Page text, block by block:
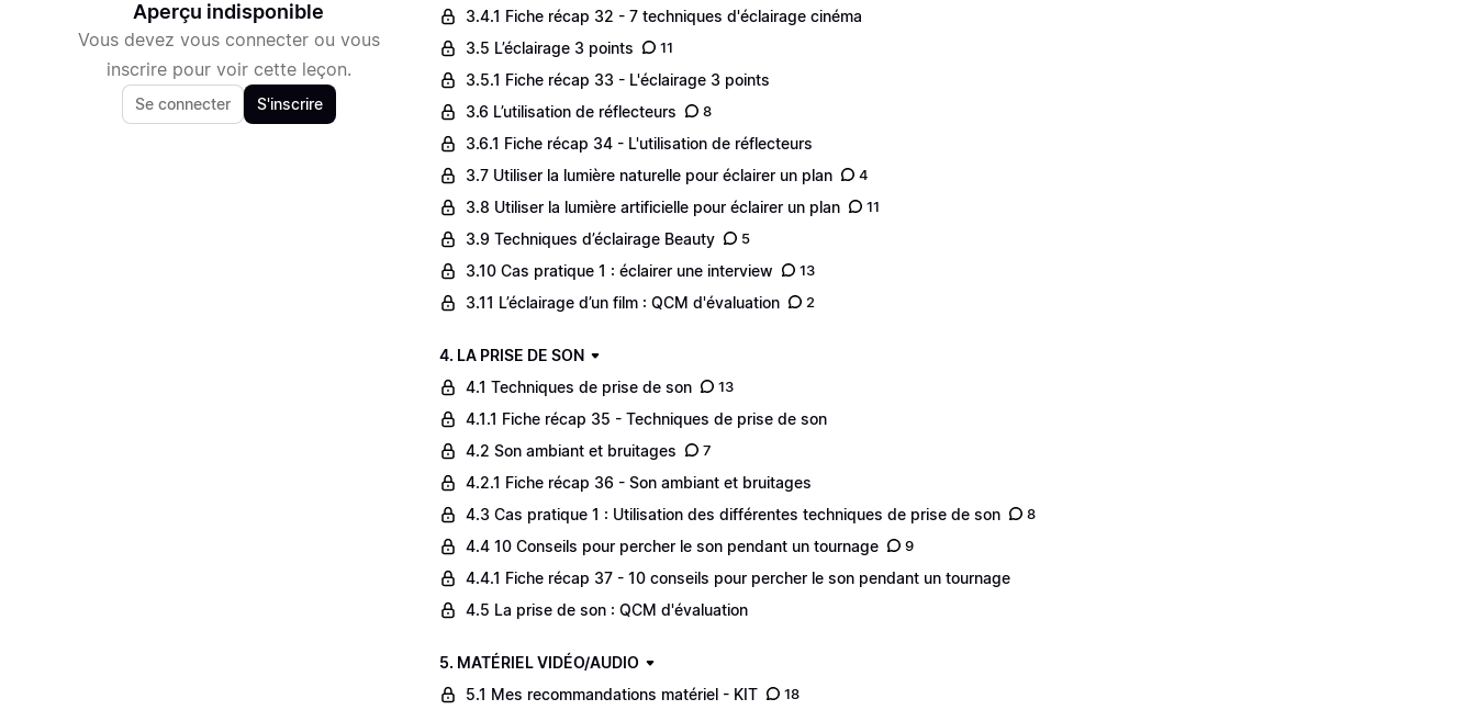
Aperçu indisponible
Vous devez vous connecter ou vous
inscrire pour voir cette leçon.
Se connecter S'inscrire
3.4.1 Fiche récap 32 - 7 techniques d'éclairage cinéma
3.5 L’éclairage 3 points
11
3.5.1 Fiche récap 33 - L'éclairage 3 points
3.6 L’utilisation de réflecteurs
8
3.6.1 Fiche récap 34 - L'utilisation de réflecteurs
3.7 Utiliser la lumière naturelle pour éclairer un plan
4
3.8 Utiliser la lumière artificielle pour éclairer un plan 11
3.9 Techniques d’éclairage Beauty 5
3.10 Cas pratique 1 : éclairer une interview 13
3.11 L’éclairage d’un film : QCM d'évaluation 2
4. LA PRISE DE SON
4.1 Techniques de prise de son
13
4.1.1 Fiche récap 35 - Techniques de prise de son
4.2 Son ambiant et bruitages
7
4.2.1 Fiche récap 36 - Son ambiant et bruitages
4.3 Cas pratique 1 : Utilisation des différentes techniques de prise de son
8
4.4 10 Conseils pour percher le son pendant un tournage 9
4.4.1 Fiche récap 37 - 10 conseils pour percher le son pendant un tournage
4.5 La prise de son : QCM d'évaluation
5. MATÉRIEL VIDÉO/AUDIO
5.1 Mes recommandations matériel - KIT
18